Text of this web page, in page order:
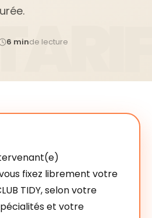
6 minde lecture
fixez librement votre
TIDY, selon votre
et votre